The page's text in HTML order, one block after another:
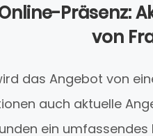
Präsenz:
von
das Angebot von
auch aktuelle
ein